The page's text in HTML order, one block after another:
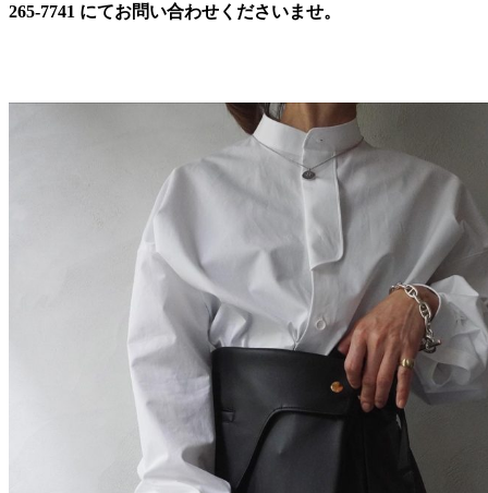
265-7741 にてお問い合わせくださいませ。